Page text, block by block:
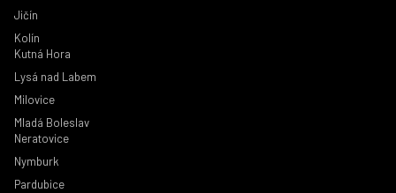
Jičín
Kolín
Kutná Hora
Lysá nad Labem
Milovice
Mladá Boleslav
Neratovice
Nymburk
Pardubice